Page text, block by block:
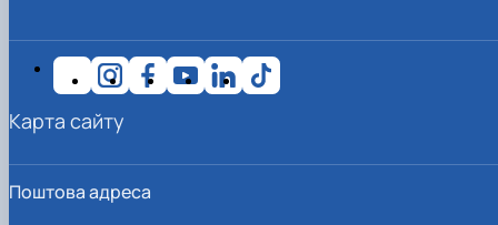
Поштова адреса
Карта сайту